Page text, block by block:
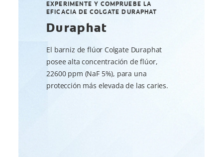
EXPERIMENTE Y COMPRUEBE LA
EFICACIA DE COLGATE DURAPHAT
Duraphat
El barniz de flúor Colgate Duraphat
posee alta concentración de flúor,
22600 ppm (NaF 5%), para una
protección más elevada de las caries.